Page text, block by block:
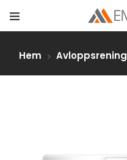
Hem Avloppsrening